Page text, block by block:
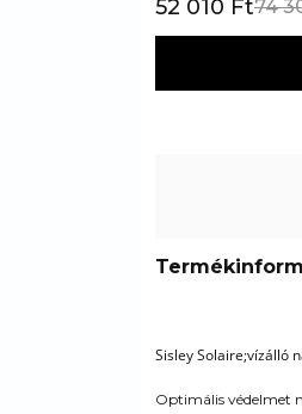
52 010 Ft74
Sisley Solaire;vízálló
Optimális védelmet